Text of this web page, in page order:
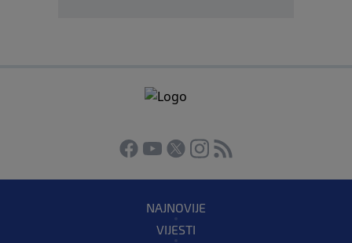
NAJNOVIJE
VIJESTI